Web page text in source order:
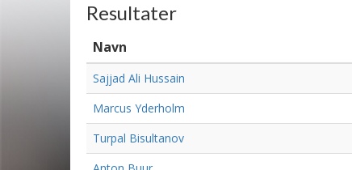
Resultater
Navn
Sajjad Ali Hussain
Marcus Yderholm
Turpal Bisultanov